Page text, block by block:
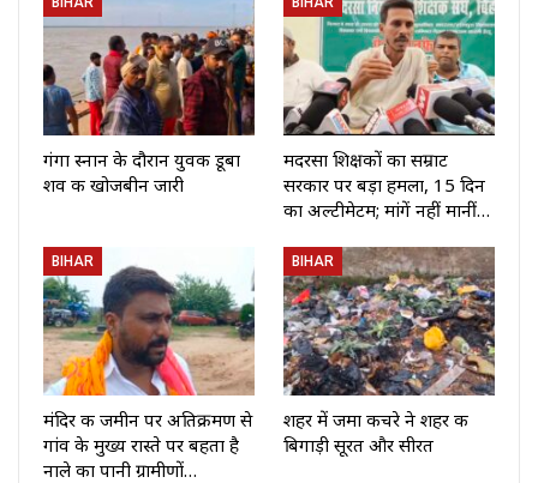
गंगा स्नान के दौरान युवक डूबा
शव की खोजबीन जारी
मदरसा शिक्षकों का सम्राट
सरकार पर बड़ा हमला, 15 दिन
का अल्टीमेटम; मांगें नहीं मानीं…
BIHAR
मंदिर की जमीन पर अतिक्रमण से
गांव के मुख्य रास्ते पर बहता है
नाले का पानी ग्रामीणों…
BIHAR
शहर में जमा कचरे ने शहर की
बिगाड़ी सूरत और सीरत